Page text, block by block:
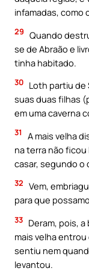
infamadas, como
29 Quando
se de Abraão e
tinha habitado.
30 Loth partiu de
suas duas filhas
em uma caverna
31
A mais velha
na terra não
casar, segundo o
32 Vem,
para que
33 Deram, pois,
mais velha
sentiu nem
levantou.